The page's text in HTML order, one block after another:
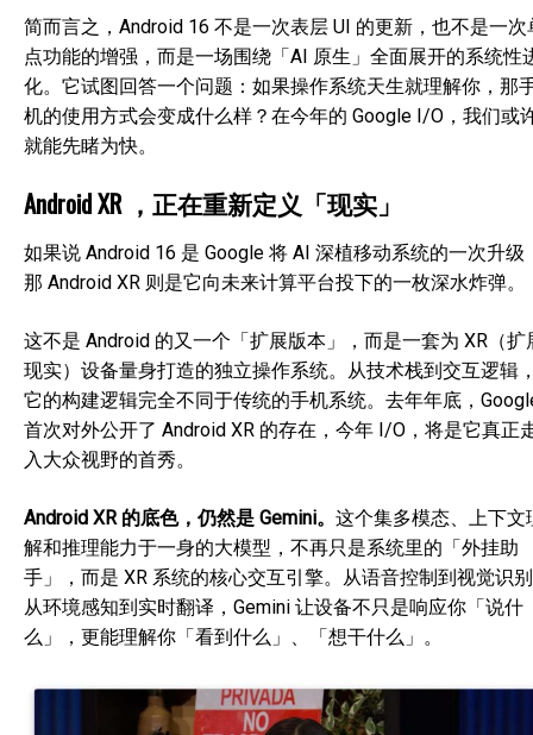
简而言之，Android 16 不是一次表层 UI 的更新，也不是一次
点功能的增强，而是一场围绕「AI 原生」全面展开的系统性
化。它试图回答一个问题：如果操作系统天生就理解你，那
机的使用方式会变成什么样？在今年的 Google I/O，我们或
就能先睹为快。
Android XR ，正在重新定义「现实」
如果说 Android 16 是 Google 将 AI 深植移动系统的一次升级
那 Android XR 则是它向未来计算平台投下的一枚深水炸弹。
这不是 Android 的又一个「扩展版本」，而是一套为 XR（扩
现实）设备量身打造的独立操作系统。从技术栈到交互逻辑
它的构建逻辑完全不同于传统的手机系统。去年年底，
首次对外公开了 Android XR 的存在，今年 I/O，将是它真正
入大众视野的首秀。
Android XR 的底色，仍然是 Gemini。 这个集多模态、上下文
解和推理能力于一身的大模型，不再只是系统里的「外挂助
手」，而是 XR 系统的核心交互引擎。从语音控制到视觉识
从环境感知到实时翻译，Gemini 让设备不只是响应你「说什
么」，更能理解你「看到什么」、「想干什么」。